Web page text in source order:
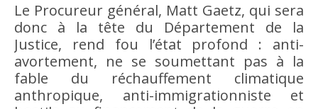
Le Procureur général, Matt Gaetz, qui sera
donc à la tête du Département de la
Justice, rend fou l’état profond : anti-
avortement, ne se soumettant pas à la
fable du réchauffement climatique
anthropique, anti-immigrationniste et